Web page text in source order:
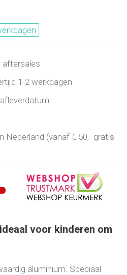
aftersales
1-2 werkdagen
Nederland (vanaf € 50,- gratis
voor kinderen om
aluminium. Speciaal